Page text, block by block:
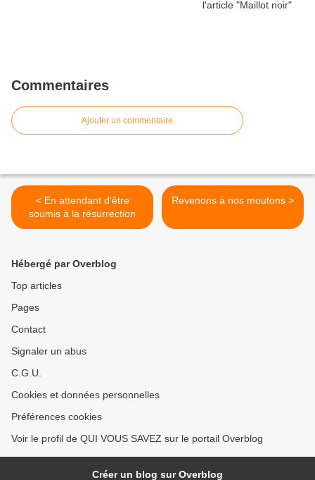
Commentaires
Ajouter un commentaire
< En attendant d'être
soumis à la résurrection
Revenons à nos moutons >
Hébergé par Overblog
Top articles
Pages
Contact
Signaler un abus
C.G.U.
Cookies et données personnelles
Préférences cookies
Voir le profil de QUI VOUS SAVEZ sur le portail Overblog
Créer un blog sur Overblog